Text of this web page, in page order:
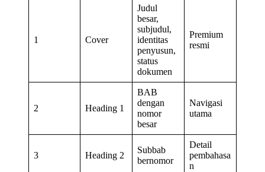
1 Cover
Judul
besar,
subjudul,
identitas
penyusun,
status
dokumen
Premium
resmi
2 Heading 1
BAB
dengan
nomor
besar
Navigasi
utama
3 Heading 2
Subbab
bernomor
Detail
pembahasa
n